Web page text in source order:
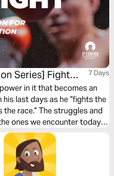
Series] Fight
7 Days
in it that becomes an
last days as he “fights the
the race.” The struggles and
ones we encounter today.
fighting the good